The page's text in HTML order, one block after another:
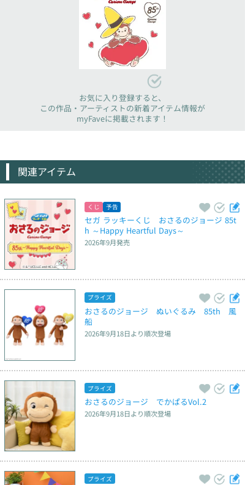
お気に入り登録すると、
この作品・アーティストの新着アイテム情報が
myFaveに掲載されます！
関連アイテム
くじ 予告
セガ ラッキーくじ　おさるのジョージ 85t
h ～Happy Heartful Days～
2026年9月発売
プライズ
おさるのジョージ　ぬいぐるみ　85th　風
船
2026年9月18日より順次登場
プライズ
おさるのジョージ　でかぱるVol.2
2026年9月18日より順次登場
プライズ